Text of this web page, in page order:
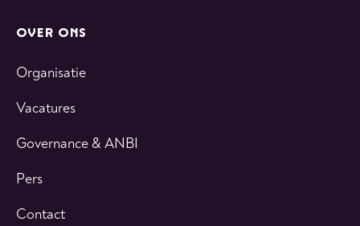
OVER ONS
Organisatie
Vacatures
Governance & ANBI
Pers
Contact